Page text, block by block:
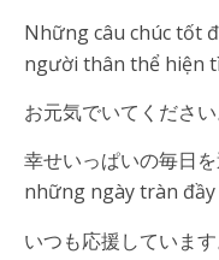
Những câu chúc tốt
người thân thể hiện
お元気でいてくださ
幸せいっぱいの毎日
những ngày tràn đầy
いつも応援していま